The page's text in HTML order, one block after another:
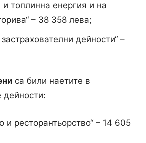
и топлинна енергия и на
– 38 358 лева;
дейности“ –
са били наетите в
дейности:
и ресторантьорство“ – 14 605